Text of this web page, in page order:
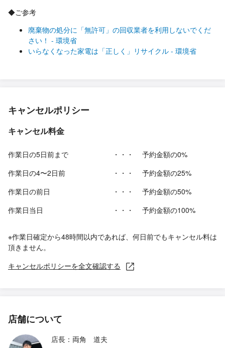
◆ご参考
廃棄物の処分に「無許可」の回収業者を利用しないでくだ
さい！ - 環境省
いらなくなった家電は「正しく」リサイクル - 環境省
キャンセルポリシー
キャンセル料金
作業日の5日前まで ・・・
予約金額の0%
作業日の4〜2日前
・・・
予約金額の25%
作業日の前日
・・・
予約金額の50%
作業日当日
・・・ 予約金額の100%
※作業日確定から48時間以内であれば、何日前でもキャンセル料は
頂きません。
キャンセルポリシーを全文確認する
店舗について
店長：両角 道夫